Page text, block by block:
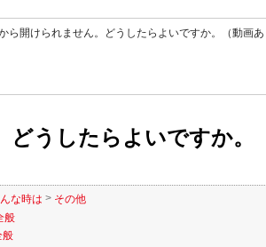
ら開けられません。どうしたらよいですか。（動画あ
うしたらよいですか。
な時は > その他
般
般